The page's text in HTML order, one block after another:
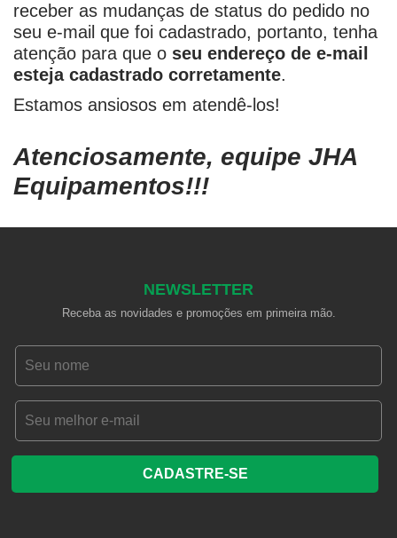
receber as mudanças de status do pedido no
seu e-mail que foi cadastrado, portanto, tenha
atenção para que o seu endereço de e-mail
esteja cadastrado corretamente.
Estamos ansiosos em atendê-los!
Atenciosamente, equipe JHA
Equipamentos!!!
NEWSLETTER
Receba as novidades e promoções em primeira mão.
CADASTRE-SE